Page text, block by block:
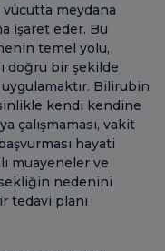
vücutta meydana
işaret eder. Bu
temel yolu,
doğru bir şekilde
Bilirubin
kendi kendine
çalışmaması, vakit
hayati
muayeneler ve
nedenini
tedavi planı